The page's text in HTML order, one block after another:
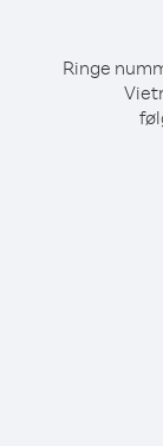
Ringe